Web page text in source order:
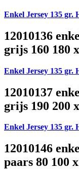
Enkel Jersey 135 gr.
12010136
grijs 160 180
Enkel Jersey 135 gr.
12010137
grijs 190 200
Enkel Jersey 135 gr.
12010146
paars 80 100